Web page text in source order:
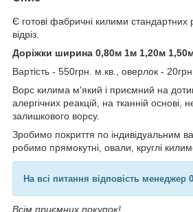
Є готові фабричні килими стандартних
відріз.
Доріжки ширина 0,80м 1м 1,20м
Вартість - 550грн. м.кв., оверлок -
Ворс килима м'який і приємний на
алергічних реакцій, на тканній основі,
залишкового ворсу.
Зробимо покриття по індивідуальним
робимо прямокутні, овали, круглі
На всі питання відповість менеджер
Всім приємних покупок!